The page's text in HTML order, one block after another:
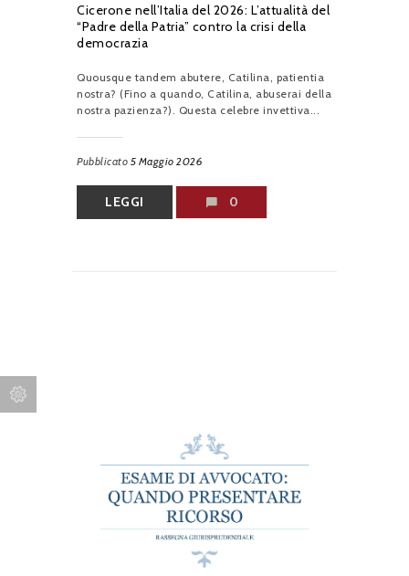
Cicerone nell’Italia del 2026: L’attualità del
“Padre della Patria” contro la crisi della
democrazia
Quousque tandem abutere, Catilina, patientia
nostra? (Fino a quando, Catilina, abuserai della
nostra pazienza?). Questa celebre invettiva...
Pubblicato 5 Maggio 2026
LEGGI 0